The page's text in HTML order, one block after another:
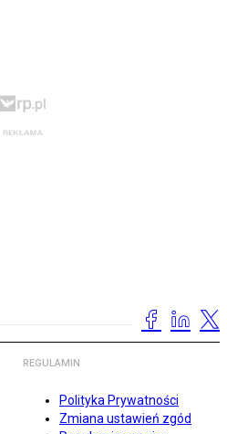
REGULAMIN
Polityka Prywatności
Zmiana ustawień zgód